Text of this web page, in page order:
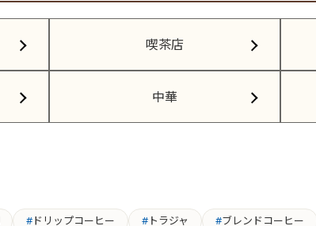
喫茶店
中華
ドリップコーヒー トラジャ ブレンドコーヒー